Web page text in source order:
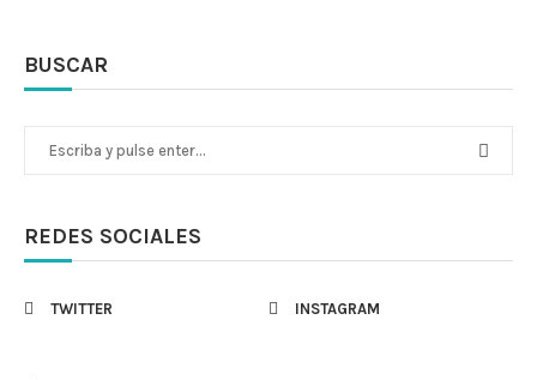
BUSCAR
REDES SOCIALES
TWITTER INSTAGRAM